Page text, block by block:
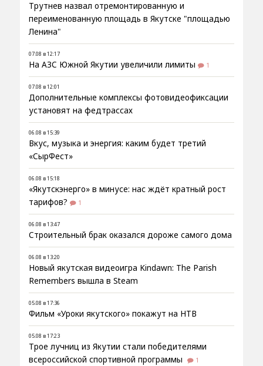
Трутнев назвал отремонтированную и
переименованную площадь в Якутске "площадью
Ленина"
07.08 в 12:17
На АЗС Южной Якутии увеличили лимиты 1
07.08 в 12:01
Дополнительные комплексы фотовидеофиксации
установят на федтрассах
06.08 в 15:39
Вкус, музыка и энергия: каким будет третий
«СырФест»
06.08 в 15:18
«Якутскэнерго» в минусе: нас ждёт кратный рост
тарифов?
1
06.08 в 13:47
Строительный брак оказался дороже самого дома
06.08 в 13:20
Новый якутская видеоигра Kindawn: The Parish
Remembers вышла в Steam
05.08 в 17:36
Фильм «Уроки якутского» покажут на НТВ
05.08 в 17:23
Трое лучниц из Якутии стали победителями
всероссийской спортивной программы
1